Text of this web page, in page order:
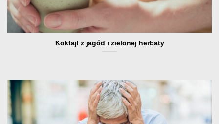
Koktajl z jagód i zielonej herbaty